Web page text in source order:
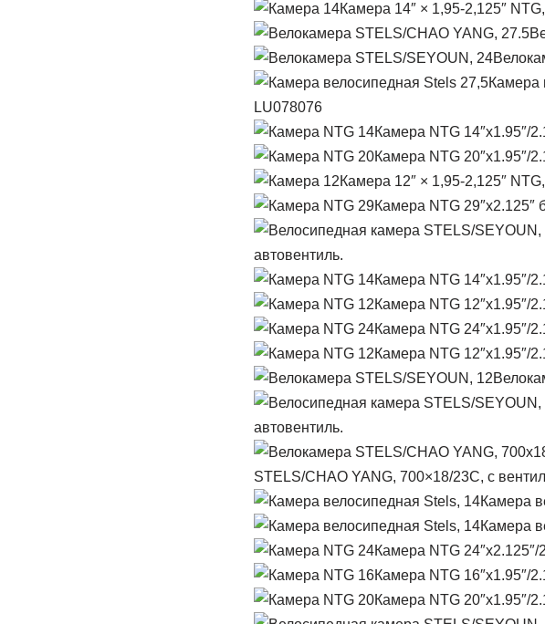
Камера 14″ × 1,95-2,125″
Камера
LU078076
Камера NTG 14″x1.95″/
Камера NTG 20″x1.95″/
Камера 12″ × 1,95-2,125″
Камера NTG 29″x2.125″
автовентиль.
Камера NTG 14″x1.95″/
Камера NTG 12″x1.95″/
Камера NTG 24″x1.95″/
Камера NTG 12″x1.95″/
автовентиль.
STELS/CHAO YANG, 700×18/23C, с
Камера
Камера
Камера NTG 24″x2.125″/
Камера NTG 16″x1.95″/
Камера NTG 20″x1.95″/